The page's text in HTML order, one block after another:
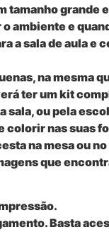
tamanho grande
ambiente e
a sala de aula e
na mesma
ter um kit
sala, ou pela
colorir nas suas
na mesa ou
que
Basta